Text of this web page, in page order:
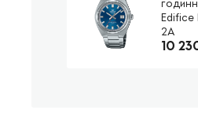
Edifice
2A
10